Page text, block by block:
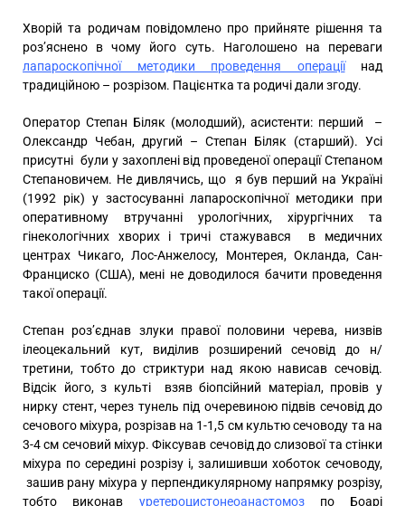
Хворій та родичам повідомлено про прийняте рішення та
роз’яснено в чому його суть. Наголошено на переваги
лапароскопічної методики проведення операції
над
традиційною – розрізом. Пацієнтка та родичі дали згоду.
Оператор Степан Біляк (молодший), асистенти: перший –
Олександр Чебан, другий – Степан Біляк (старший). Усі
присутні були у захоплені від проведеної операції Степаном
Степановичем. Не дивлячись, що я був перший на Україні
(1992 рік) у застосуванні лапароскопічної методики при
оперативному втручанні урологічних, хірургічних та
гінекологічних хворих і тричі стажувався в медичних
центрах Чикаго, Лос-Анжелосу, Монтерея, Окланда, Сан-
Франциско (США), мені не доводилося бачити проведення
такої операції.
Степан роз’єднав злуки правої половини черева, низвів
ілеоцекальний кут, виділив розширений сечовід до н/
третини, тобто до стриктури над якою нависав сечовід.
Відсік його, з культі взяв біопсійний матеріал, провів у
нирку стент, через тунель під очеревиною підвів сечовід до
сечового міхура, розрізав на 1-1,5 см культю сечоводу та на
3-4 см сечовий міхур. Фіксував сечовід до слизової та стінки
міхура по середині розрізу і, залишивши хоботок сечоводу,
зашив рану міхура у перпендикулярному напрямку розрізу,
тобто виконав уретероцистонеоанастомозпо Боарі